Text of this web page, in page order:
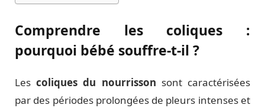
Comprendre les coliques :
pourquoi bébé souffre-t-il ?
Lescoliques du nourrisson sont caractérisées
par des périodes prolongées de pleurs intenses et